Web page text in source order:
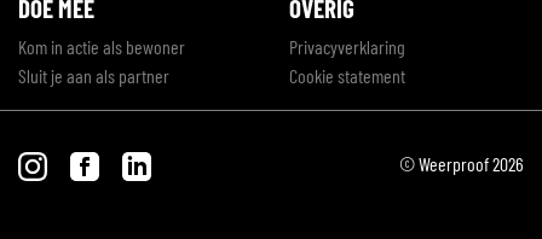
DOE MEE
Kom in actie als bewoner
Sluit je aan als partner
OVERIG
Privacyverklaring
Cookie statement
© Weerproof 2026